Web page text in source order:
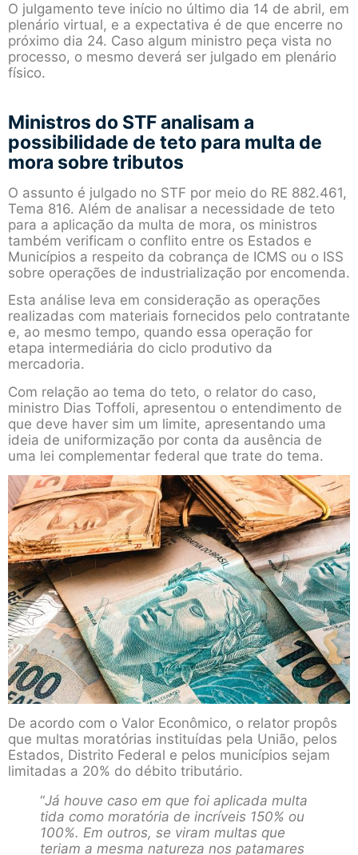
O julgamento teve início no último dia 14 de abril, em
plenário virtual, e a expectativa é de que encerre no
próximo dia 24. Caso algum ministro peça vista no
processo, o mesmo deverá ser julgado em plenário
físico.
Ministros do STF analisam a
possibilidade de teto para multa de
mora sobre tributos
O assunto é julgado no STF por meio do RE 882.461,
Tema 816. Além de analisar a necessidade de teto
para a aplicação da multa de mora, os ministros
também verificam o conflito entre os Estados e
Municípios a respeito da cobrança de ICMS ou o ISS
sobre operações de industrialização por encomenda.
Esta análise leva em consideração as operações
realizadas com materiais fornecidos pelo contratante
e, ao mesmo tempo, quando essa operação for
etapa intermediária do ciclo produtivo da
mercadoria.
Com relação ao tema do teto, o relator do caso,
ministro Dias Toffoli, apresentou o entendimento de
que deve haver sim um limite, apresentando uma
ideia de uniformização por conta da ausência de
uma lei complementar federal que trate do tema.
De acordo com o Valor Econômico, o relator propôs
que multas moratórias instituídas pela União, pelos
Estados, Distrito Federal e pelos municípios sejam
limitadas a 20% do débito tributário.
“Já houve caso em que foi aplicada multa
tida como moratória de incríveis 150% ou
100%. Em outros, se viram multas que
teriam a mesma natureza nos patamares